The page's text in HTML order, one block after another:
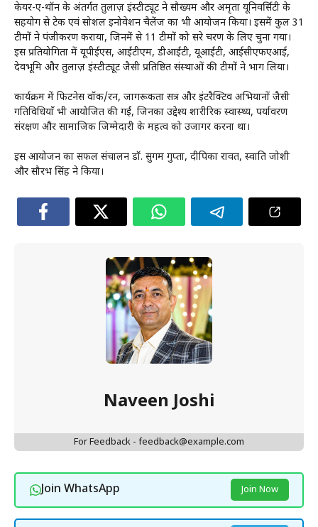
केयर-ए-थॉन के अंतर्गत तुलाज़ इंस्टीट्यूट ने सौख्यम और अमृता यूनिवर्सिटी के
सहयोग से टेक एवं सोशल इनोवेशन चैलेंज का भी आयोजन किया। इसमें कुल 31
टीमों ने पंजीकरण कराया, जिनमें से 11 टीमों को दूसरे चरण के लिए चुना गया।
इस प्रतियोगिता में यूपीईएस, आईटीएम, डीआईटी, यूआईटी, आईसीएफएआई,
देवभूमि और तुलाज़ इंस्टीट्यूट जैसी प्रतिष्ठित संस्थाओं की टीमों ने भाग लिया।
कार्यक्रम में फिटनेस वॉक/रन, जागरूकता सत्र और इंटरैक्टिव अभियानों जैसी
गतिविधियाँ भी आयोजित की गईं, जिनका उद्देश्य शारीरिक स्वास्थ्य, पर्यावरण
संरक्षण और सामाजिक जिम्मेदारी के महत्व को उजागर करना था।
इस आयोजन का सफल संचालन डॉ. सुगम गुप्ता, दीपिका रावत, स्वाति जोशी
और सौरभ सिंह ने किया।
Naveen Joshi
For Feedback - feedback@example.com
Join WhatsApp Join Now